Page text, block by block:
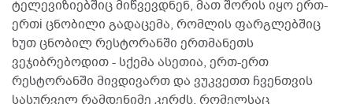
ტელევიზიებშიც მიწვევდნენ, მათ შორის იყო ერთ-
ერთi ცნობილი გადაცემა, რომლის ფარგლებშიც
ხუთ ცნობილ რესტორანში ერთმანეთს
ვეჯიბრებოდით - სქემა ასეთია, ერთ-ერთ
რესტორანში მივდივართ და ვუკვეთთ ჩვენთვის
სასურველ რამდენიმე კერძს, რომელსაც